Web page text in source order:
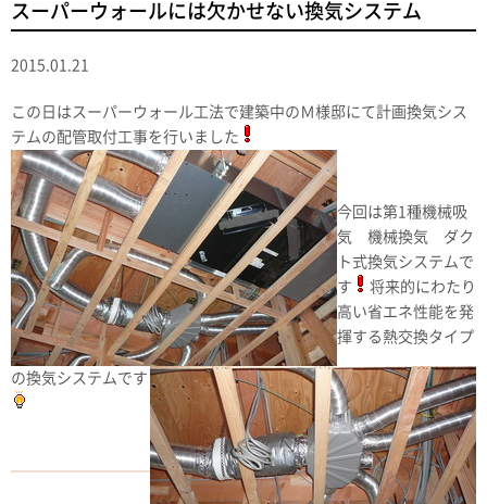
スーパーウォールには欠かせない換気システム
2015.01.21
この日はスーパーウォール工法で建築中のＭ様邸にて計画換気シス
テムの配管取付工事を行いました
今回は第1種機械吸
気 機械換気 ダク
ト式換気システムで
す
将来的にわたり
高い省エネ性能を発
揮する熱交換タイプ
の換気システムです